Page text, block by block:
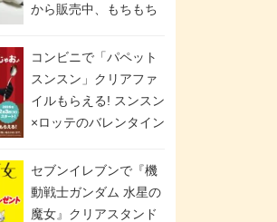
間限定で実施。ななチ
メリカンドッグが税抜
から販売中、もちもち
シュガー＆バターをレ
ンジアップで手軽に楽
しめる冷凍食品。2個入
り
コンビニで「パペット
スンスン」クリアファ
イルもらえる! スンスン
×ロッテのバレンタイン
スタート。セブン、フ
ァミマ、ローソンの3社
で異なるデザイン＆対
セブンイレブンで『機
動戦士ガンダム 水星の
魔女』クリアスタンド